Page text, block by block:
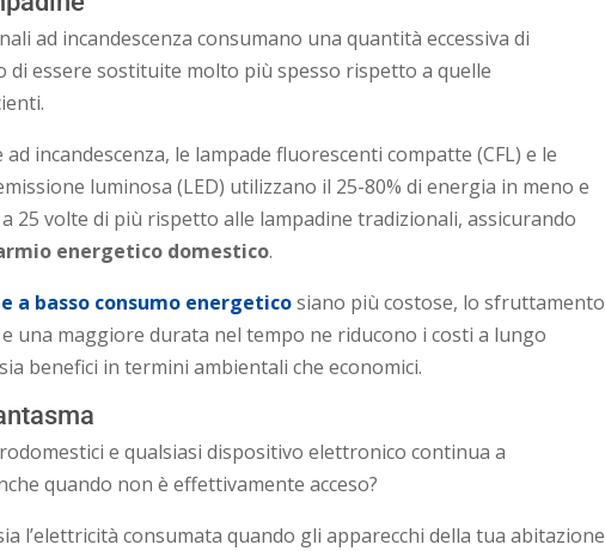
ad incandescenza consumano una quantità eccessiva di
di essere sostituite molto più spesso rispetto a quelle
incandescenza, le lampade fluorescenti compatte (CFL) e le
luminosa (LED) utilizzano il 25-80% di energia in meno e
25 volte di più rispetto alle lampadine tradizionali, assicurando
energetico domestico.
a basso consumo energeticosiano più costose, lo sfruttamento
una maggiore durata nel tempo ne riducono i costi a lungo
benefici in termini ambientali che economici.
e qualsiasi dispositivo elettronico continua a
quando non è effettivamente acceso?
l’elettricità consumata quando gli apparecchi della tua abitazione